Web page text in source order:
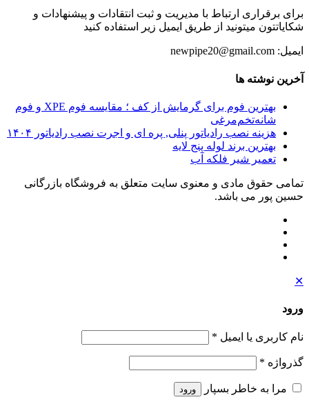
برای برقراری ارتباط با مدیریت و ثبت انتقادات و پیشنهادات و
شکایاتتون میتونید از طریق ایمیل زیر استفاده کنید
ایمیل: newpipe20@gmail.com
آخرین نوشته ها
بهترین فوم برای گرمایش از کف ؛ مقایسه فوم XPE و فوم
شانه‌تخم‌مرغی
هزینه نصب رادیاتور پنلی, پره ای و اجرت نصب رادیاتور ۱۴۰۴
بهترین برند لوله پنج لایه
تعمیر شیر فلکه آب
تمامی حقوق مادی و معنوی سایت متعلق به فروشگاه بازرگانی
حسین پور می باشد.
✕
ورود
نام کاربری یا ایمیل *
گذرواژه *
مرا به خاطر بسپار ورود